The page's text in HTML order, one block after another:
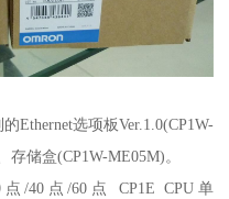
Ethernet选项板Ver.1.0(CP1W-
储盒(CP1W-ME05M)。
/40点/60点 CP1E CPU单